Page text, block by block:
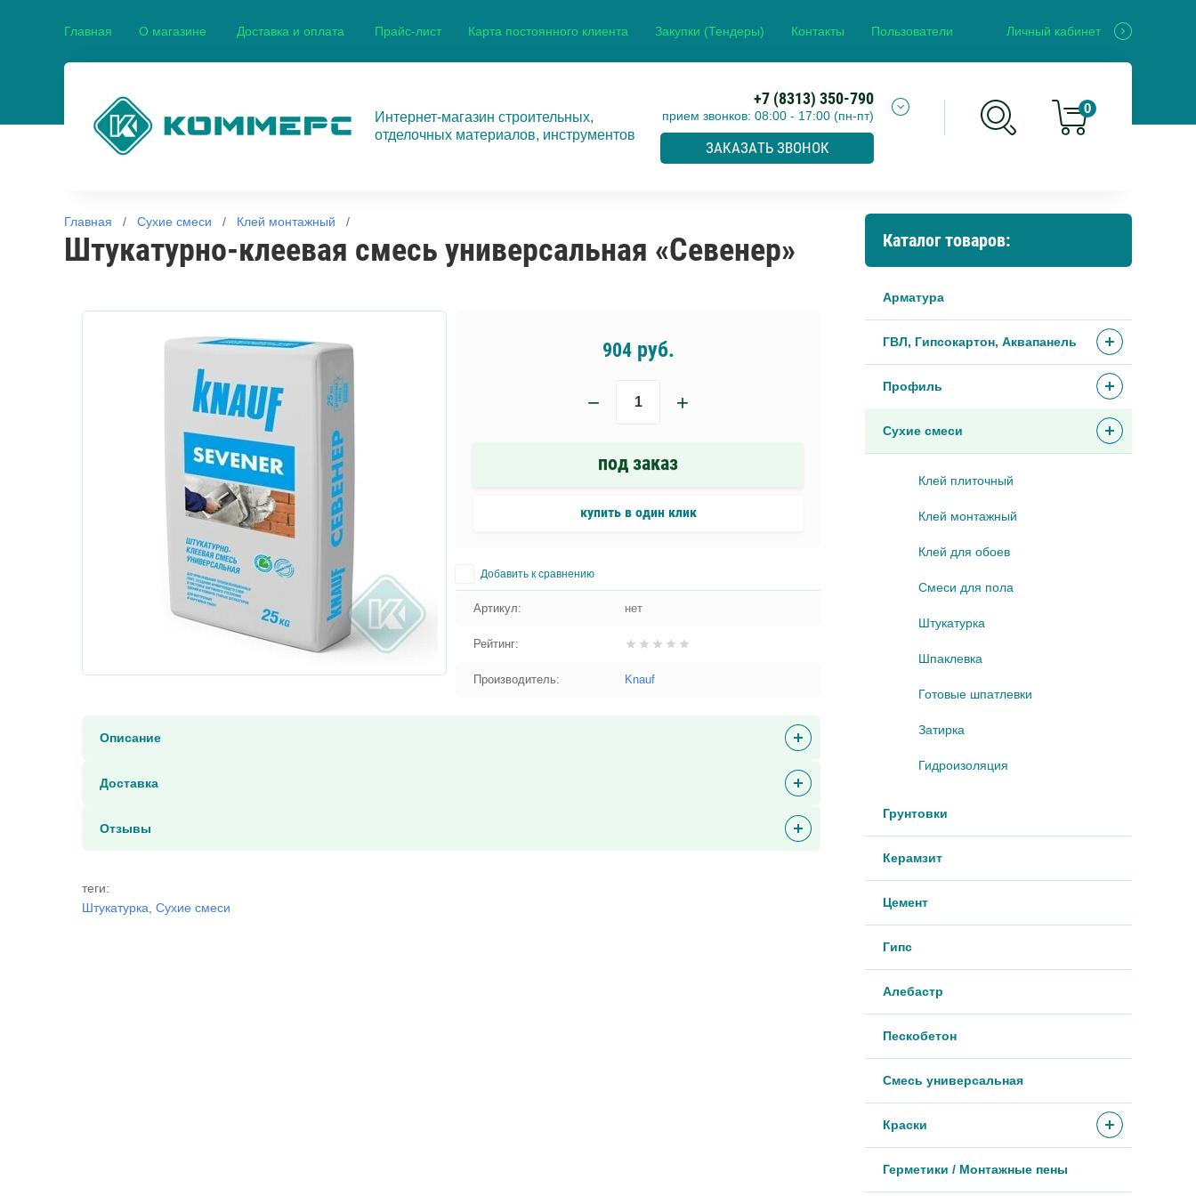
Главная О магазине Доставка и оплата Прайс-лист Карта постоянного клиента Закупки (Тендеры) Контакты Пользователи Личный кабинет
Интернет-магазин строительных,
отделочных материалов, инструментов
+7 (8313) 350-790
прием звонков: 08:00 - 17:00 (пн-пт)
ЗАКАЗАТЬ ЗВОНОК
0
Каталог товаров:
Арматура
ГВЛ, Гипсокартон, Аквапанель
Профиль
Сухие смеси
Клей плиточный
Клей монтажный
Клей для обоев
Смеси для пола
Штукатурка
Шпаклевка
Готовые шпатлевки
Затирка
Гидроизоляция
Грунтовки
Керамзит
Цемент
Гипс
Алебастр
Пескобетон
Смесь универсальная
Краски
Герметики / Монтажные пены
Главная
   /
Сухие смеси
   /
Клей монтажный
   /
Штукатурно-клеевая смесь универсальная «Севенер»
904руб.
− +
под заказ
купить в один клик
Добавить к сравнению
Артикул: нет
Рейтинг:
Производитель: Knauf
Описание
Доставка
Отзывы
теги:
Штукатурка Сухие смеси